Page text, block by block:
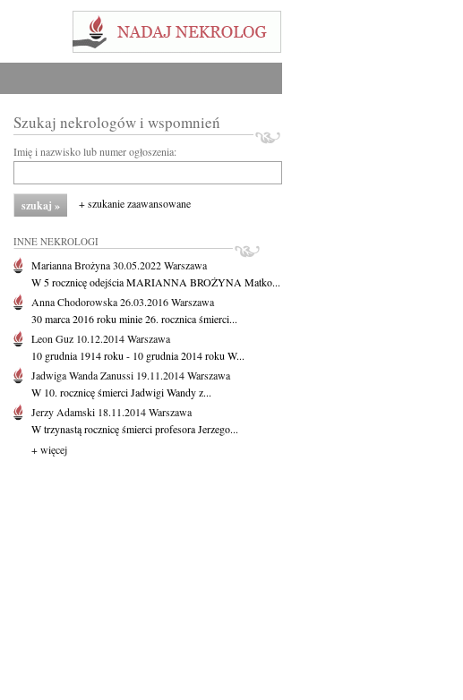
Szukaj nekrologów i wspomnień
Imię i nazwisko lub numer ogłoszenia:
+ szukanie zaawansowane
INNE NEKROLOGI
Marianna Brożyna30.05.2022Warszawa
W 5 rocznicę odejścia MARIANNA BROŻYNA Matko...
Anna Chodorowska26.03.2016Warszawa
30 marca 2016 roku minie 26. rocznica śmierci...
Leon Guz 10.12.2014Warszawa
10 grudnia 1914 roku - 10 grudnia 2014 roku W...
Jadwiga Wanda Zanussi 19.11.2014Warszawa
W 10. rocznicę śmierci Jadwigi Wandy z...
Jerzy Adamski 18.11.2014Warszawa
W trzynastą rocznicę śmierci profesora Jerzego...
+ więcej